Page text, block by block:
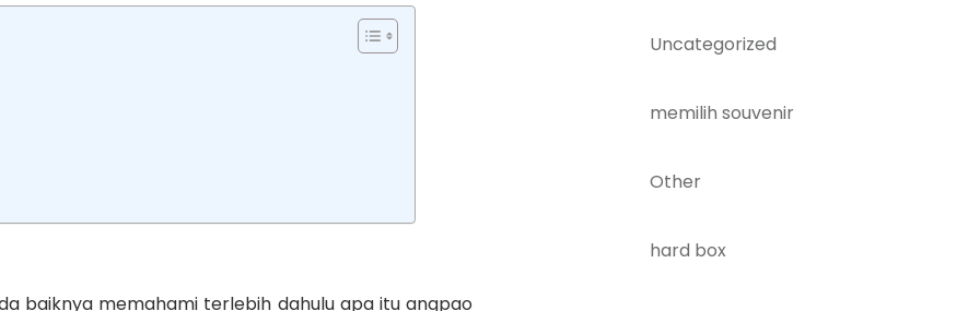
baiknya memahami terlebih dahulu apa itu angpao
Uncategorized
memilih souvenir
Other
hard box